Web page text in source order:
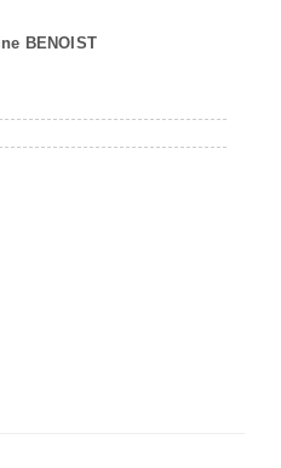
BENOIST